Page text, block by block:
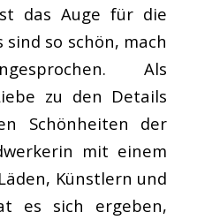
das Auge für die
sind so schön, mach
Als
zu den Details
Schönheiten der
mit einem
Künstlern und
es sich ergeben,